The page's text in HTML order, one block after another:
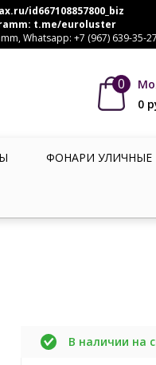
id667108857800_biz
t.me/euroluster
Whatsapp: +7 (967) 639-35-27
0
0
ФОНАРИ УЛИЧНЫЕ
В наличии на